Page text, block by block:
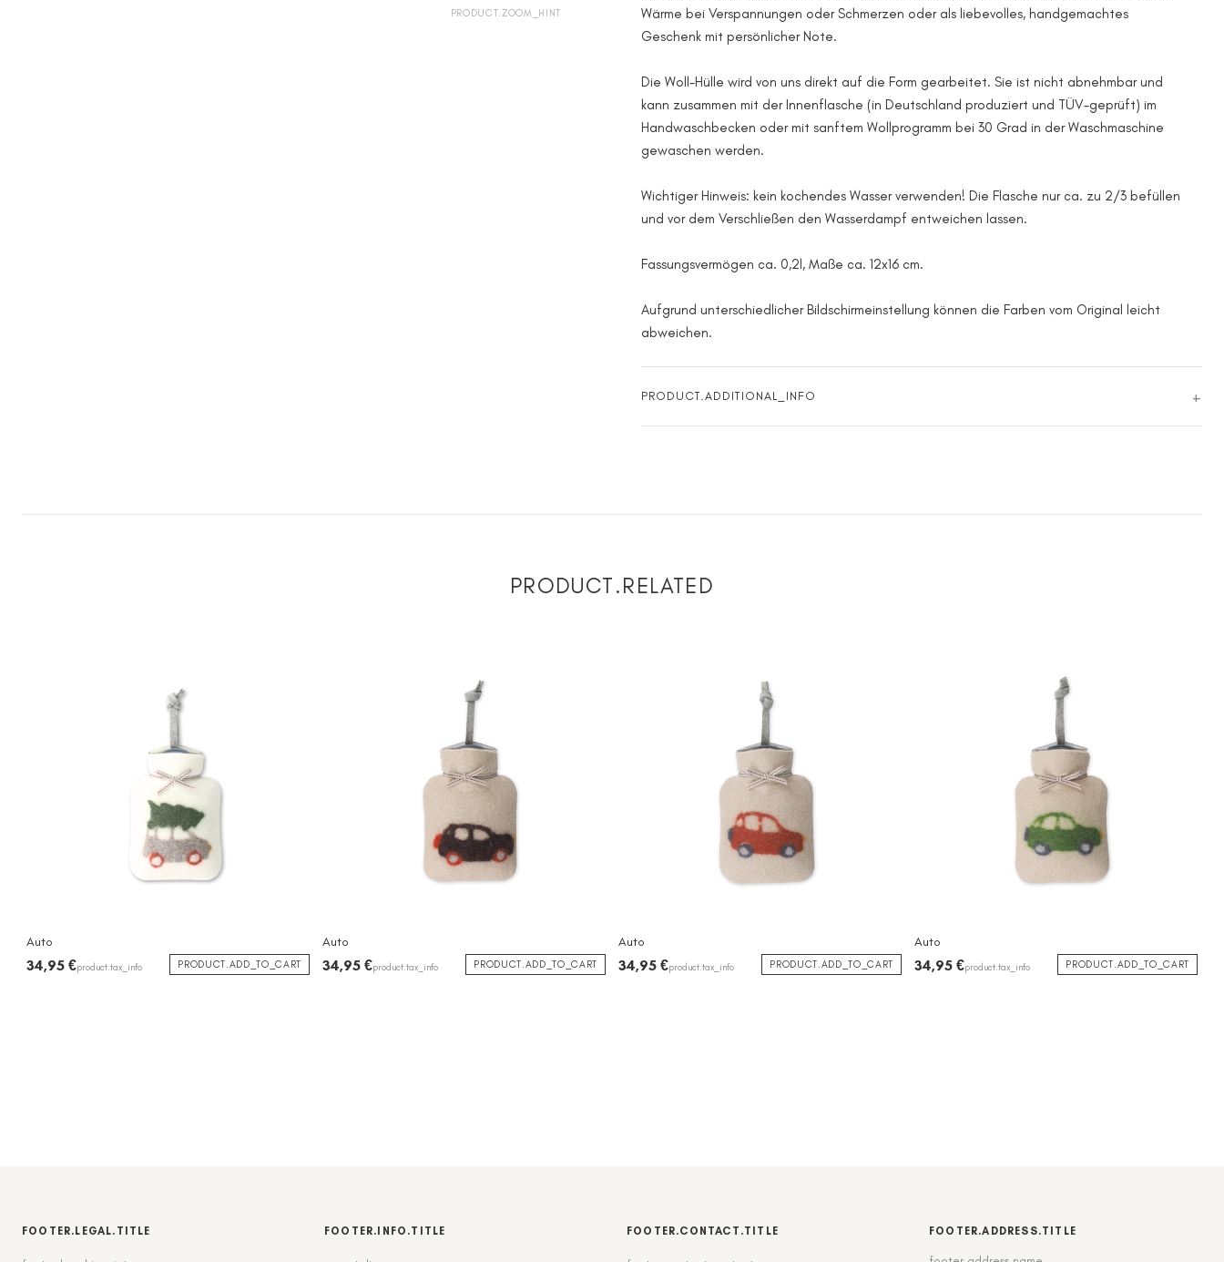
PRODUCT.ZOOM_HINT
Wärme bei Verspannungen oder Schmerzen oder als liebevolles, handgemachtes
Geschenk mit persönlicher Note.
Die Woll-Hülle wird von uns direkt auf die Form gearbeitet. Sie ist nicht abnehmbar und
kann zusammen mit der Innenflasche (in Deutschland produziert und TÜV-geprüft) im
Handwaschbecken oder mit sanftem Wollprogramm bei 30 Grad in der Waschmaschine
gewaschen werden.
Wichtiger Hinweis: kein kochendes Wasser verwenden! Die Flasche nur ca. zu 2/3 befüllen
und vor dem Verschließen den Wasserdampf entweichen lassen.
Fassungsvermögen ca. 0,2l, Maße ca. 12x16 cm.
Aufgrund unterschiedlicher Bildschirmeinstellung können die Farben vom Original leicht
abweichen.
PRODUCT.ADDITIONAL_INFO
PRODUCT.RELATED
Auto
34,95 €product.tax_info PRODUCT.ADD_TO_CART
Auto
34,95 €product.tax_info PRODUCT.ADD_TO_CART
Auto
34,95 €product.tax_info PRODUCT.ADD_TO_CART
Auto
34,95 €product.tax_info PRODUCT.ADD_TO_CART
FOOTER.LEGAL.TITLE FOOTER.INFO.TITLE FOOTER.CONTACT.TITLE FOOTER.ADDRESS.TITLE